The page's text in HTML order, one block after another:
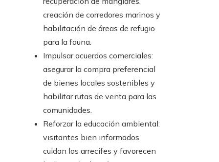
creación de corredores marinos y
habilitación de áreas de refugio
para la fauna.
Impulsar acuerdos comerciales:
asegurar la compra preferencial
de bienes locales sostenibles y
habilitar rutas de venta para las
comunidades.
Reforzar la educación ambiental:
visitantes bien informados
cuidan los arrecifes y favorecen